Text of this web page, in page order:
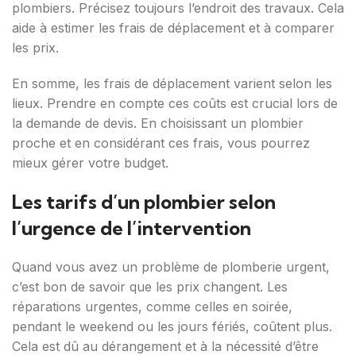
plombiers. Précisez toujours l’endroit des travaux. Cela
aide à estimer les frais de déplacement et à comparer
les prix.
En somme, les frais de déplacement varient selon les
lieux. Prendre en compte ces coûts est crucial lors de
la demande de devis. En choisissant un plombier
proche et en considérant ces frais, vous pourrez
mieux gérer votre budget.
Les tarifs d’un plombier selon
l’urgence de l’intervention
Quand vous avez un problème de plomberie urgent,
c’est bon de savoir que les prix changent. Les
réparations urgentes, comme celles en soirée,
pendant le weekend ou les jours fériés, coûtent plus.
Cela est dû au dérangement et à la nécessité d’être